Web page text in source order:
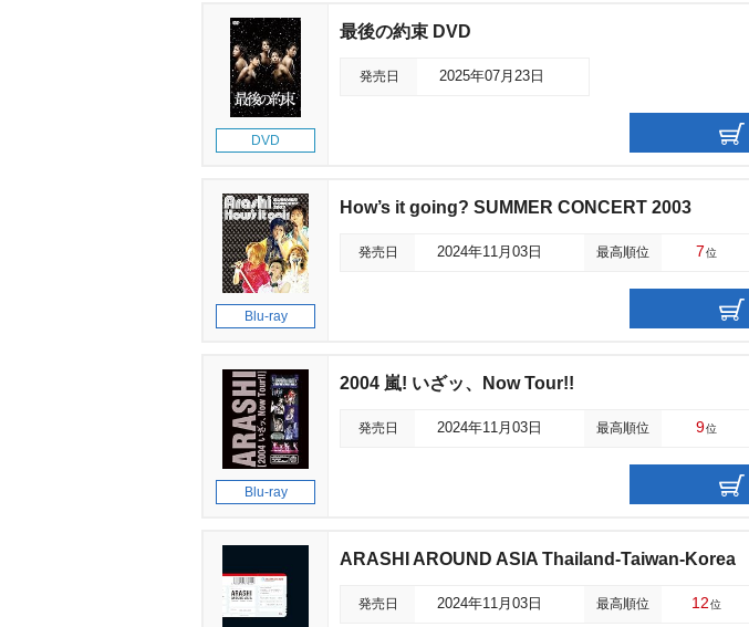
DVD
最後の約束 DVD
発売日 2025年07月23日
Blu-ray
How’s it going? SUMMER CONCERT 2003
発売日 2024年11月03日 最高順位 7位
Blu-ray
2004 嵐! いざッ、Now Tour!!
発売日 2024年11月03日 最高順位 9位
ARASHI AROUND ASIA Thailand-Taiwan-Korea
発売日 2024年11月03日 最高順位 12位